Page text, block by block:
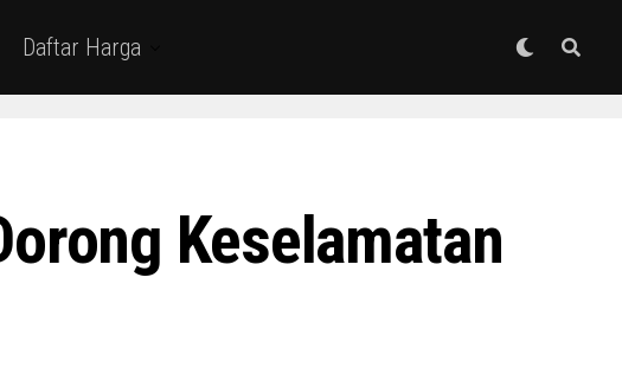
Daftar Harga
Keselamatan